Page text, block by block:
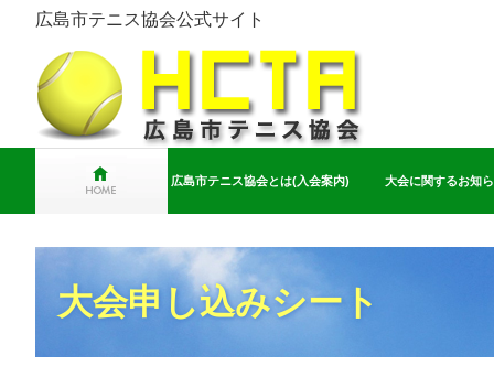
広島市テニス協会公式サイト
広島市テニス協会とは(入会案内) 大会に関するお知
大会申し込みシート